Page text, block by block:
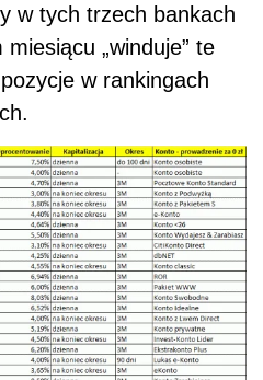
w tych trzech bankach
„winduje” te
w rankingach